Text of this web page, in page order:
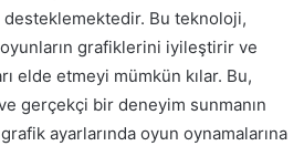
desteklemektedir. Bu teknoloji,
grafiklerini iyileştirir ve
elde etmeyi mümkün kılar. Bu,
gerçekçi bir deneyim sunmanın
ayarlarında oyun oynamalarına